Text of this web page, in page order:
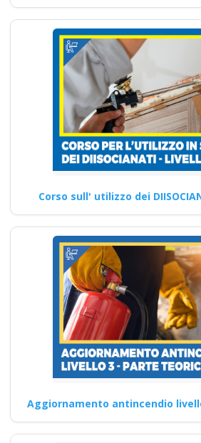
Corso sull' utilizzo dei
Aggiornamento antincendio